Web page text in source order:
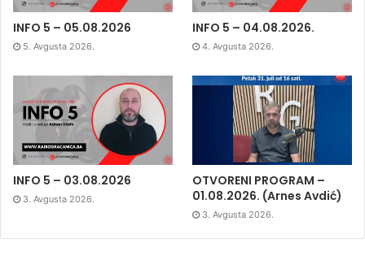
INFO 5 – 05.08.2026
5. Avgusta 2026.
INFO 5 – 04.08.2026.
4. Avgusta 2026.
INFO 5 – 03.08.2026
3. Avgusta 2026.
OTVORENI PROGRAM –
01.08.2026. (Arnes Avdić)
3. Avgusta 2026.